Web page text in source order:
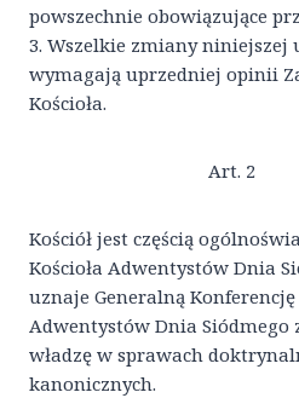
powszechnie obowiązujące
3. Wszelkie zmiany niniejszej
wymagają uprzedniej opinii
Kościoła.
Art. 2
Kościół jest częścią
Kościoła Adwentystów Dnia
uznaje Generalną Konferencję
Adwentystów Dnia Siódmego
władzę w sprawach
kanonicznych.